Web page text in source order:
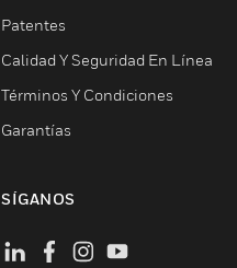
Patentes
Calidad Y Seguridad En Línea
Términos Y Condiciones
Garantías
SÍGANOS